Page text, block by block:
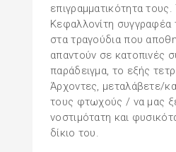
επιγραμματικότητα
Κεφαλλονίτη συγγραφέα
στα τραγούδια που
απαντούν σε κατοπινές
παράδειγμα, το εξής
Άρχοντες, μεταλάβετε/
τους φτωχούς / να μας
νοστιμότατη και
δίκιο του.